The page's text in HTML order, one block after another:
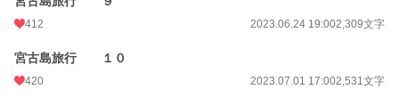
412 2023.06.24 19:002,309文字
宮古島旅行 １０
420 2023.07.01 17:002,531文字